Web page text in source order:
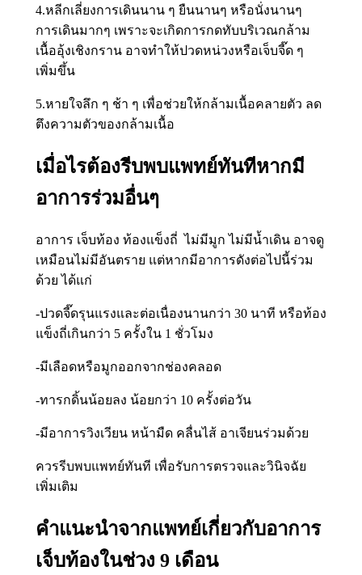
4.หลีกเลี่ยงการเดินนาน ๆ ยืนนานๆ หรือนั่งนานๆ
การเดินมากๆ เพราะจะเกิดการกดทับบริเวณกล้าม
เนื้ออุ้งเชิงกราน อาจทำให้ปวดหน่วงหรือเจ็บจี๊ด ๆ
เพิ่มขึ้น
5.หายใจลึก ๆ ช้า ๆ เพื่อช่วยให้กล้ามเนื้อคลายตัว ลด
ตึงความตัวของกล้ามเนื้อ
เมื่อไรต้องรีบพบแพทย์ทันทีหากมี
อาการร่วมอื่นๆ
อาการ เจ็บท้อง ท้องแข็งถี่ ไม่มีมูก ไม่มีน้ำเดิน อาจดู
เหมือนไม่มีอันตราย แต่หากมีอาการดังต่อไปนี้ร่วม
ด้วย ได้แก่
-ปวดจี๊ดรุนแรงและต่อเนื่องนานกว่า 30 นาที หรือท้อง
แข็งถี่เกินกว่า 5 ครั้งใน 1 ชั่วโมง
-มีเลือดหรือมูกออกจากช่องคลอด
-ทารกดิ้นน้อยลง น้อยกว่า 10 ครั้งต่อวัน
-มีอาการวิงเวียน หน้ามืด คลื่นไส้ อาเจียนร่วมด้วย
ควรรีบพบแพทย์ทันที เพื่อรับการตรวจและวินิจฉัย
เพิ่มเติม
คำแนะนำจากแพทย์เกี่ยวกับอาการ
เจ็บท้องในช่วง 9 เดือน